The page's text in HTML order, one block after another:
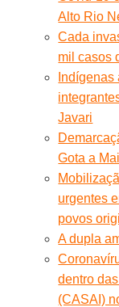
Alto Rio
Cada
mil casos
Javari
Gota a
urgentes
povos
A dupla
dentro
(CASAI)